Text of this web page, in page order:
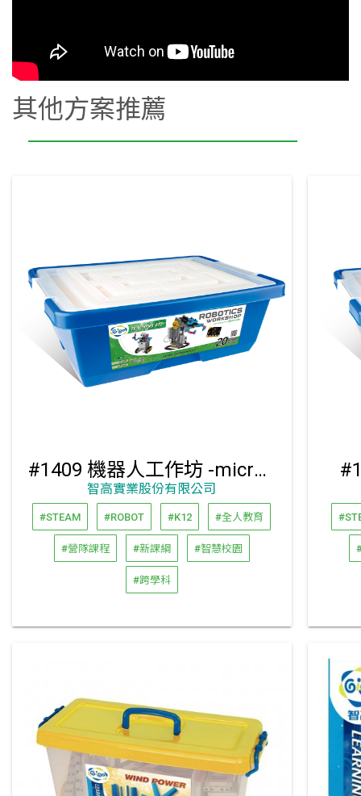
其他方案推薦
#1409 機器人工作坊 -micro:bit編程組
智高實業股份有限公司
#STEAM #ROBOT #K12 #全人教育
#營隊課程 #新課綱 #智慧校園
#跨學科